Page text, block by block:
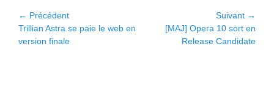
Navigation
de
l’article
← Précédent
Article
précédent :
Trillian Astra se paie le web en
version finale
Suivant →
[MAJ] Opera 10 sort en
Release Candidate